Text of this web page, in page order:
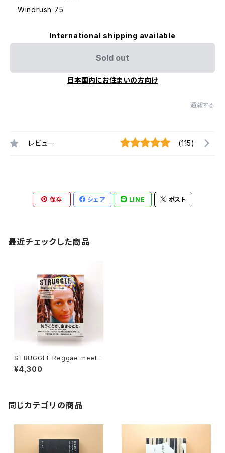
Windrush 75
International shipping available
Sold out
日本国内にお住まいの方向け
通報する
レビュー (115)
保存 シェア LINE ポスト
最近チェックした商品
STRUGGLE Reggae meets
Punk in the UK
¥4,300
同じカテゴリの商品